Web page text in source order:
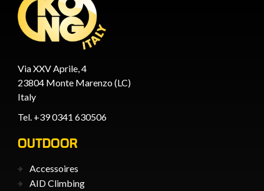
Via XXV Aprile, 4
23804 Monte Marenzo (LC)
Italy
Tel. +39 0341 630506
OUTDOOR
Accessoires
AID Climbing